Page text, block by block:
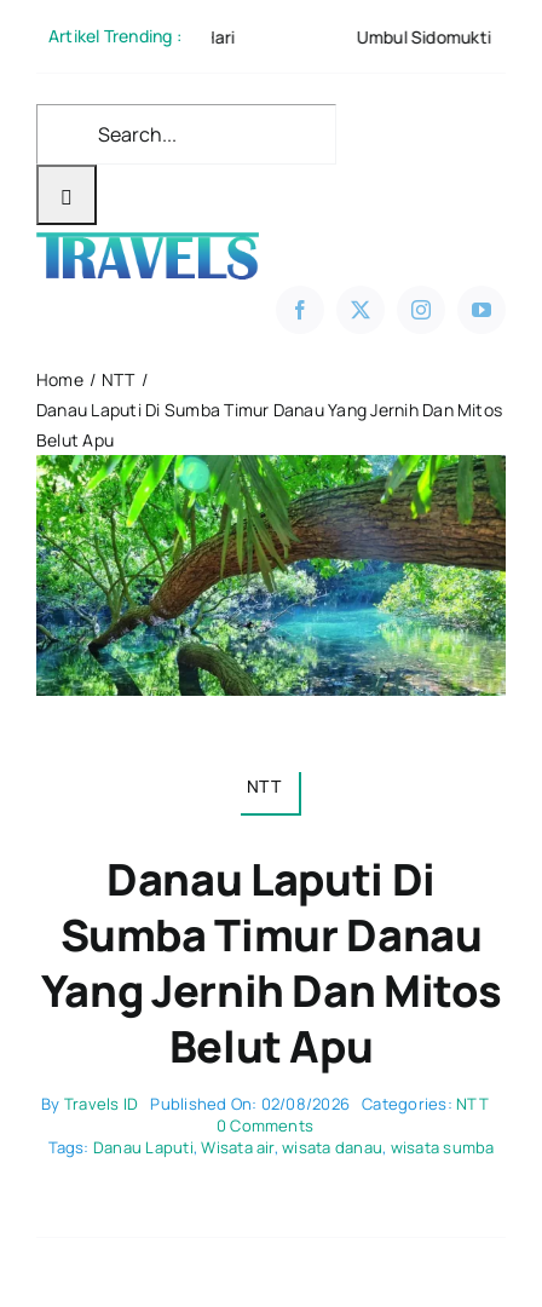
Artikel Trending :
Dalam Satu Hari Umbul Sidomukti : Daya Tarik,
Home
NTT
Danau Laputi Di Sumba Timur Danau Yang Jernih Dan Mitos
Belut Apu
NTT
Danau Laputi Di
Sumba Timur Danau
Yang Jernih Dan Mitos
Belut Apu
By Travels ID Published On: 02/08/2026 Categories:NTT
0 Commentson
Danau
Tags: Danau Laputi,Wisata air,wisata danau, wisata sumba